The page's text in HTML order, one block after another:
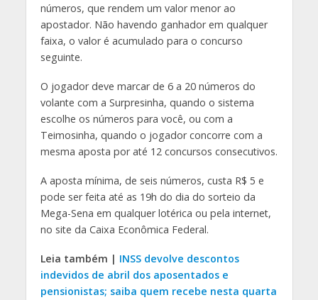
números, que rendem um valor menor ao
apostador. Não havendo ganhador em qualquer
faixa, o valor é acumulado para o concurso
seguinte.
O jogador deve marcar de 6 a 20 números do
volante com a Surpresinha, quando o sistema
escolhe os números para você, ou com a
Teimosinha, quando o jogador concorre com a
mesma aposta por até 12 concursos consecutivos.
A aposta mínima, de seis números, custa R$ 5 e
pode ser feita até as 19h do dia do sorteio da
Mega-Sena em qualquer lotérica ou pela internet,
no site da Caixa Econômica Federal.
Leia também | INSS devolve descontos
indevidos de abril dos aposentados e
pensionistas; saiba quem recebe nesta quarta